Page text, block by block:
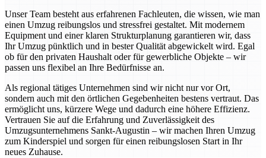
Unser Team besteht aus erfahrenen Fachleuten, die wissen, wie man
einen Umzug reibungslos und stressfrei gestaltet. Mit modernem
Equipment und einer klaren Strukturplanung garantieren wir, dass
Ihr Umzug pünktlich und in bester Qualität abgewickelt wird. Egal
ob für den privaten Haushalt oder für gewerbliche Objekte – wir
passen uns flexibel an Ihre Bedürfnisse an.
Als regional tätiges Unternehmen sind wir nicht nur vor Ort,
sondern auch mit den örtlichen Gegebenheiten bestens vertraut. Das
ermöglicht uns, kürzere Wege und dadurch eine höhere Effizienz.
Vertrauen Sie auf die Erfahrung und Zuverlässigkeit des
Umzugsunternehmens Sankt-Augustin – wir machen Ihren Umzug
zum Kinderspiel und sorgen für einen reibungslosen Start in Ihr
neues Zuhause.